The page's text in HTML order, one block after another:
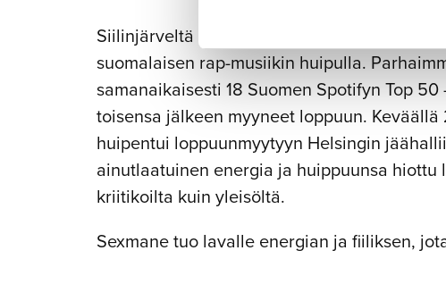
Siilinjärveltä ponnistava
,
suomalaisen rap-musiikin huipulla.
samanaikaisesti 18 Suomen Spotifyn Top
toisensa jälkeen myyneet loppuun.
huipentui loppuunmyytyyn Helsingin
ainutlaatuinen energia ja huippuunsa
kriitikoilta kuin yleisöltä.
Sexmane tuo lavalle energian ja fiiliksen,